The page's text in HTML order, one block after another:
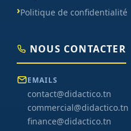
Politique de confidentialité
NOUS CONTACTER
EMAILS
contact@didactico.tn
commercial@didactico.tn
finance@didactico.tn